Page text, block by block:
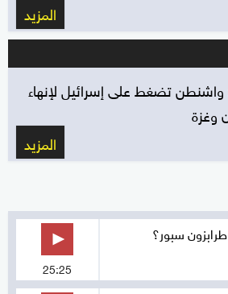
المزيد
واشنطن تضغط على إسرائيل لإنهاء
وغزة
المزيد
سبور؟
25:25